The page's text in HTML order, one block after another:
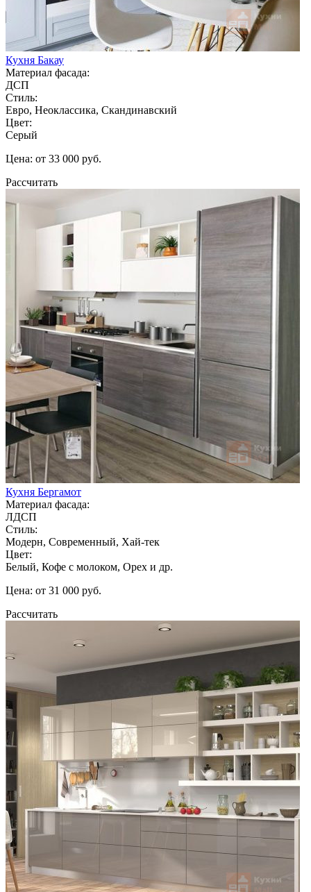
Кухня Бакау
Материал фасада:
ДСП
Стиль:
Евро, Неоклассика, Скандинавский
Цвет:
Серый
Цена: от 33 000 руб.
Рассчитать
Кухня Бергамот
Материал фасада:
ЛДСП
Стиль:
Модерн, Современный, Хай-тек
Цвет:
Белый, Кофе с молоком, Орех и др.
Цена: от 31 000 руб.
Рассчитать